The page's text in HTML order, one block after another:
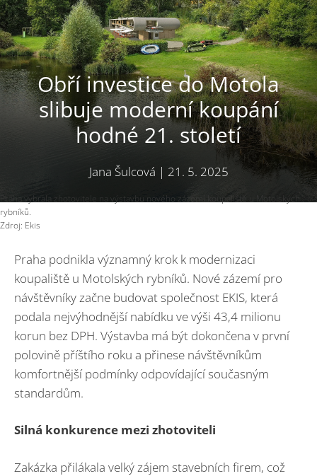
Obří investice do Motola
slibuje moderní koupání
hodné 21. století
Jana Šulcová | 21. 5. 2025
Praha vybrala zhotovitele na výstavbu nového zázemí koupaliště u Motolských
rybníků.
Zdroj: Ekis
Praha podnikla významný krok k modernizaci
koupaliště u Motolských rybníků. Nové zázemí pro
návštěvníky začne budovat společnost EKIS, která
podala nejvýhodnější nabídku ve výši 43,4 milionu
korun bez DPH. Výstavba má být dokončena v první
polovině příštího roku a přinese návštěvníkům
komfortnější podmínky odpovídající současným
standardům.
Silná konkurence mezi zhotoviteli
Zakázka přilákala velký zájem stavebních firem, což